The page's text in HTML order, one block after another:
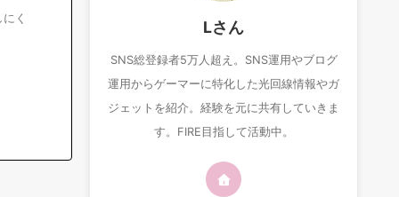
く
Lさん
SNS総登録者5万人超え。SNS運用やブログ
運用からゲーマーに特化した光回線情報やガ
ジェットを紹介。経験を元に共有していきま
す。FIRE目指して活動中。